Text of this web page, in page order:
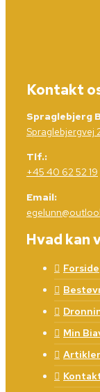
Kontakt
Spraglebjerg
Spraglebjergvej
Tlf.:
+45 40 62 52 19
Email:
Hvad kan
Forside
Min
Artikler